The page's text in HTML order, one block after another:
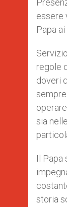
essere
Papa
regole
doveri
sia
Il Papa
storia